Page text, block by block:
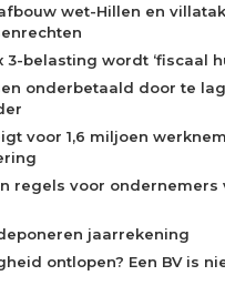
wet-Hillen en
3-belasting wordt ‘fiscaal
onderbetaald door te
voor 1,6 miljoen
regels voor ondernemers
jaarrekening
ontlopen? Een BV is